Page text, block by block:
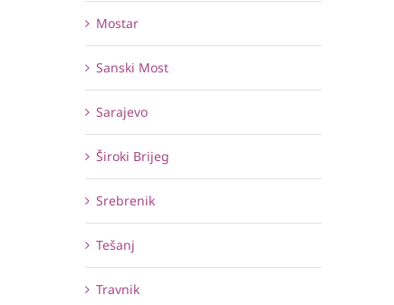
Mostar
Sanski Most
Sarajevo
Široki Brijeg
Srebrenik
Tešanj
Travnik